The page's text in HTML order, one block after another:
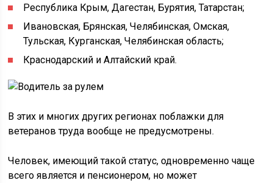
Республика Крым, Дагестан, Бурятия, Татарстан;
Ивановская, Брянская, Челябинская, Омская,
Тульская, Курганская, Челябинская область;
Краснодарский и Алтайский край.
В этих и многих других регионах поблажки для
ветеранов труда вообще не предусмотрены.
Человек, имеющий такой статус, одновременно чаще
всего является и пенсионером, но может